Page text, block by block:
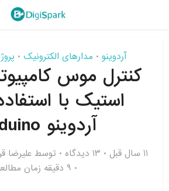
آردوینو • مدارهای الکترونیک •
کنترل موس
استیک با
آردوینو Arduino
11 سال قبل ۱۳ دیدگاه توسط علیرضا
9 دقیقه زمان مطالعه